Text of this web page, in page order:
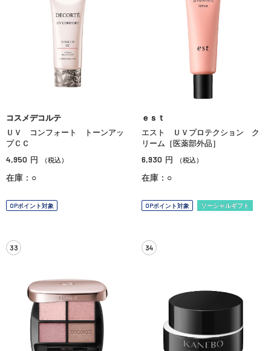
コスメデコルテ
ＵＶ コンフォート トーンアッ
プＣＣ
4,950 円 （税込）
在庫：○
OPポイント対象
ｅｓｔ
エスト ＵＶプロテクション ク
リーム［医薬部外品］
6,930 円 （税込）
在庫：○
OPポイント対象 ソーシャルギフト
33 34